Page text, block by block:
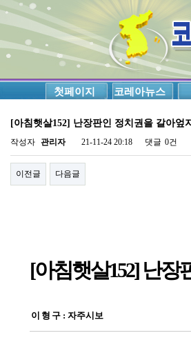
첫페이지 코레아뉴스
[아침햇살152] 난장판인 정치권을 갈아엎
작성자 관리자 21-11-24 20:18 댓글 0건
이전글 다음글
[아침햇살152] 난장
이 형 구 : 자주시보